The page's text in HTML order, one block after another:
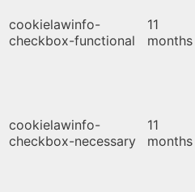
cookielawinfo-
checkbox-functional
11
months
cookielawinfo-
checkbox-necessary
11
months